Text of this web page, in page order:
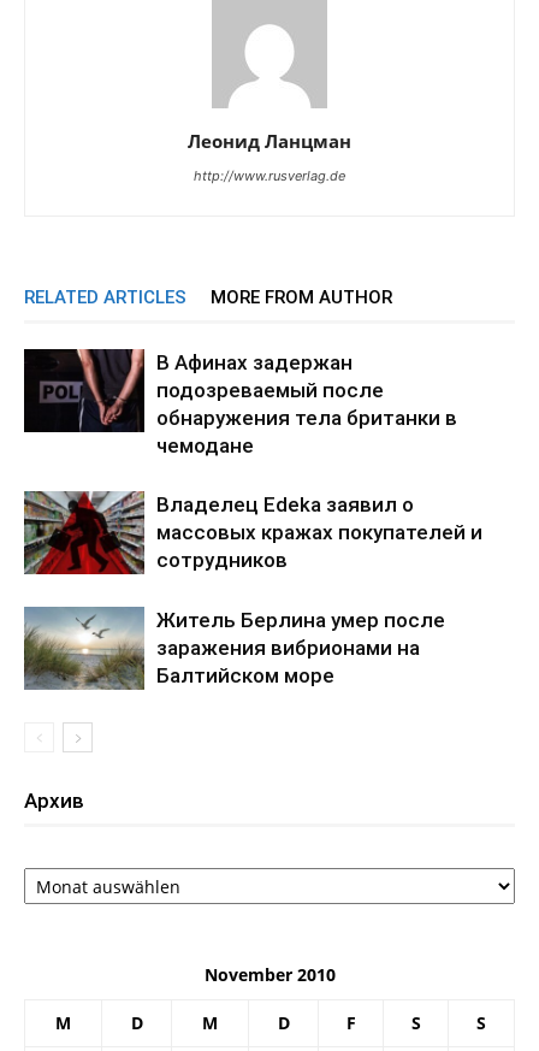
Леонид Ланцман
http://www.rusverlag.de
RELATED ARTICLES MORE FROM AUTHOR
В Афинах задержан
подозреваемый после
обнаружения тела британки в
чемодане
Владелец Edeka заявил о
массовых кражах покупателей и
сотрудников
Житель Берлина умер после
заражения вибрионами на
Балтийском море
Архив
Архив
November 2010
M D M D F S S